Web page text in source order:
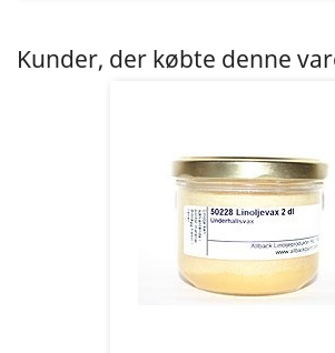
Kunder, der købte denne